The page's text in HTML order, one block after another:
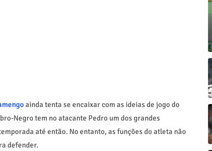
ainda tenta se encaixar com as ideias de jogo do
Negro tem no atacante Pedro um dos grandes
até então. No entanto, as funções do atleta não
defender.